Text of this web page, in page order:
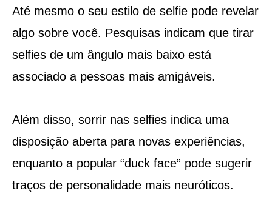
Até mesmo o seu estilo de selfie pode revelar
algo sobre você. Pesquisas indicam que tirar
selfies de um ângulo mais baixo está
associado a pessoas mais amigáveis.
Além disso, sorrir nas selfies indica uma
disposição aberta para novas experiências,
enquanto a popular “duck face” pode sugerir
traços de personalidade mais neuróticos.